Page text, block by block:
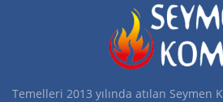
Temelleri 2013 yılında atılan Seymen